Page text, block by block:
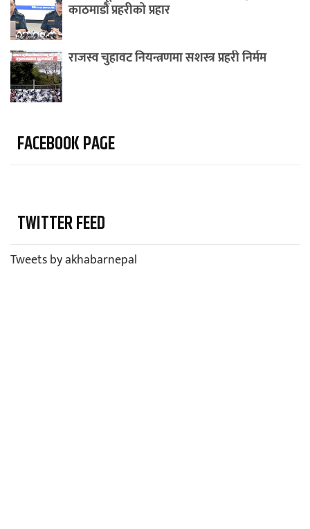
काठमाडौं प्रहरीको प्रहार
राजस्व चुहावट नियन्त्रणमा सशस्त्र प्रहरी निर्मम
FACEBOOK PAGE
TWITTER FEED
Tweets by akhabarnepal